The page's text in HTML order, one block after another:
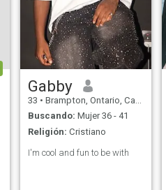
Gabby
33 • Brampton, Ontario, Canadá
Buscando: Mujer 36 - 41
Religión: Cristiano
I'm cool and fun to be with